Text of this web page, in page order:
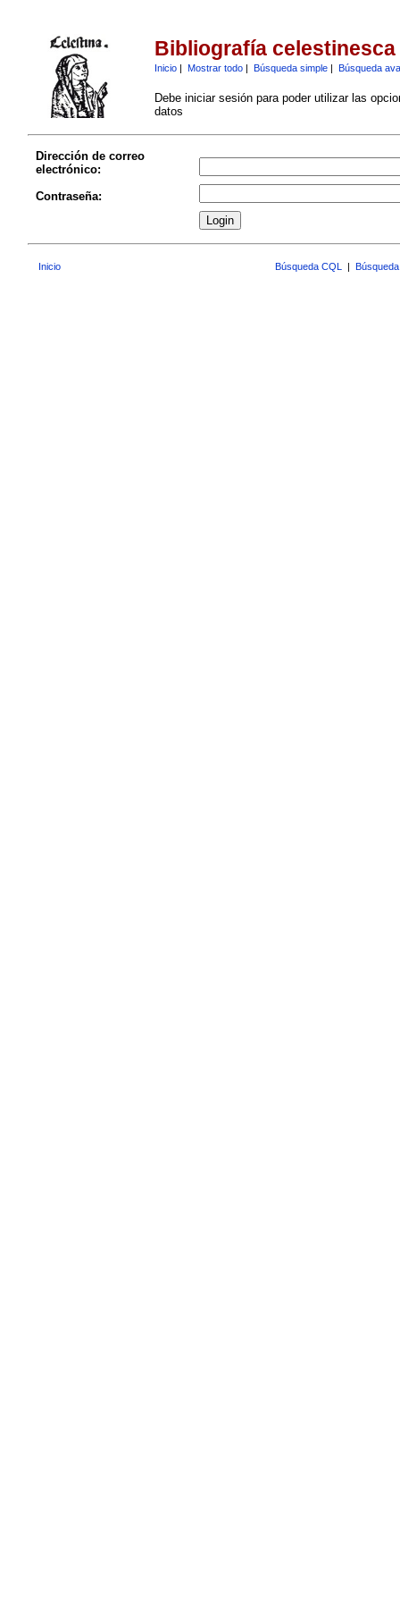
Bibliografía celestinesca
Inicio| Mostrar todo| Búsqueda simple| Búsqueda
Debe iniciar sesión para poder utilizar las
datos
Dirección de correo
electrónico:
Contraseña:
Inicio Búsqueda CQL |